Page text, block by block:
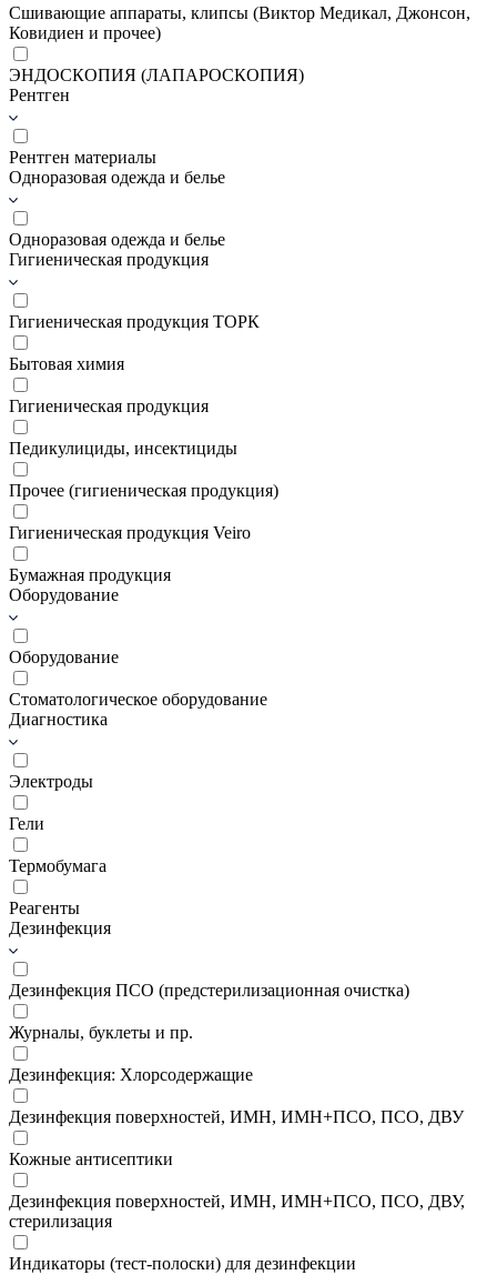
Сшивающие аппараты, клипсы (Виктор Медикал, Джонсон,
Ковидиен и прочее)
ЭНДОСКОПИЯ (ЛАПАРОСКОПИЯ)
Рентген
Рентген материалы
Одноразовая одежда и белье
Одноразовая одежда и белье
Гигиеническая продукция
Гигиеническая продукция ТОРК
Бытовая химия
Гигиеническая продукция
Педикулициды, инсектициды
Прочее (гигиеническая продукция)
Гигиеническая продукция Veiro
Бумажная продукция
Оборудование
Оборудование
Стоматологическое оборудование
Диагностика
Электроды
Гели
Термобумага
Реагенты
Дезинфекция
Дезинфекция ПСО (предстерилизационная очистка)
Журналы, буклеты и пр.
Дезинфекция: Хлорсодержащие
Дезинфекция поверхностей, ИМН, ИМН+ПСО, ПСО, ДВУ
Кожные антисептики
Дезинфекция поверхностей, ИМН, ИМН+ПСО, ПСО, ДВУ,
стерилизация
Индикаторы (тест-полоски) для дезинфекции